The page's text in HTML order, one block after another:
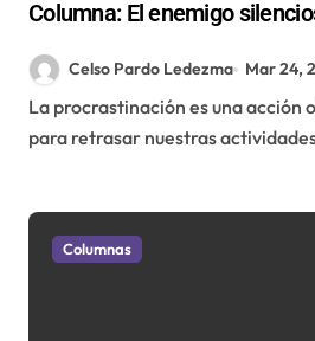
Columna: El enemigo
Celso Pardo Ledezma Mar 24,
La procrastinación es una acción o habito que tenemos
para retrasar nuestras
Columnas